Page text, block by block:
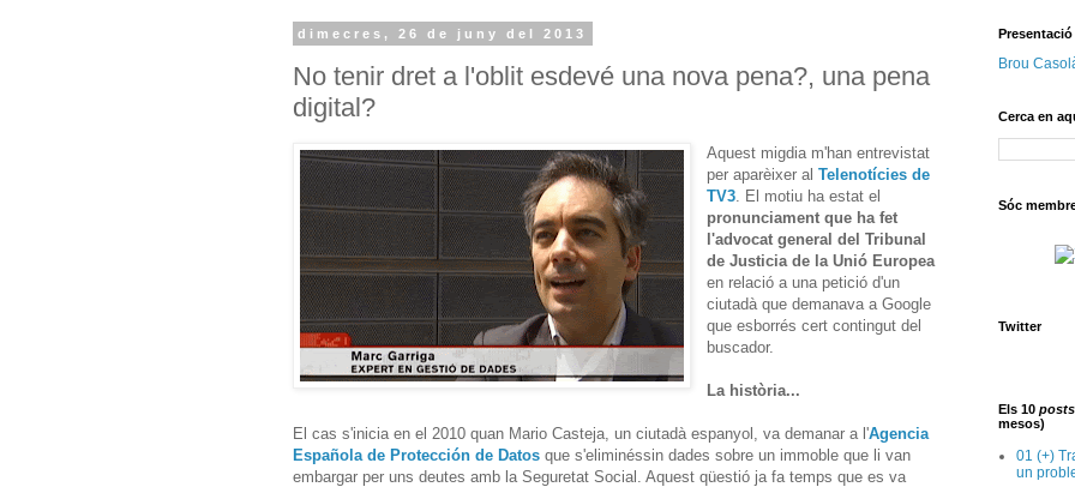
dimecres, 26 de juny del 2013
No tenir dret a l'oblit esdevé una nova pena?, una pena
digital?
Aquest migdia m'han entrevistat
per aparèixer alTelenotícies de
TV3 . El motiu ha estat el
pronunciament que ha fet
l'advocat general del Tribunal
de Justicia de la Unió Europea
en relació a una petició d'un
ciutadà que demanava a Google
que esborrés cert contingut del
buscador.
La història...
El cas s'inicia en el 2010 quan Mario Casteja, un ciutadà espanyol, va demanar a l'Agencia
Española de Protección de Datos que s'eliminéssin dades sobre un immoble que li van
embargar per uns deutes amb la Seguretat Social. Aquest qüestió ja fa temps que es va
Brou
Cerca en
Sóc
Twitter
Els 10 posts
mesos)
01 (+)
un